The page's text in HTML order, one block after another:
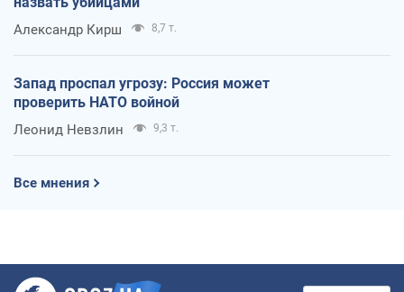
Александр Кирш 8,7 т.
Запад проспал угрозу: Россия может
проверить НАТО войной
Леонид Невзлин 9,3 т.
Все мнения